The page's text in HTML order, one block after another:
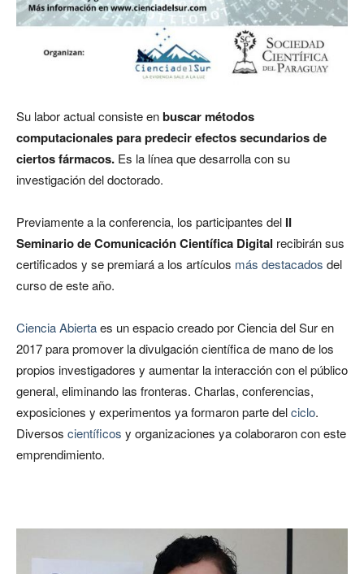
Su labor actual consiste enbuscar métodos
computacionales para predecir efectos secundarios de
ciertos fármacos. Es la línea que desarrolla con su
investigación del doctorado.
Previamente a la conferencia, los participantes del II
Seminario de Comunicación Científica Digital recibirán sus
certificados y se premiará a los artículos más destacados del
curso de este año.
Ciencia Abiertaes un espacio creado por Ciencia del Sur en
2017 para promover la divulgación científica de mano de los
propios investigadores y aumentar la interacción con el público
general, eliminando las fronteras. Charlas, conferencias,
exposiciones y experimentos ya formaron parte delciclo.
Diversos científicos y organizaciones ya colaboraron con este
emprendimiento.